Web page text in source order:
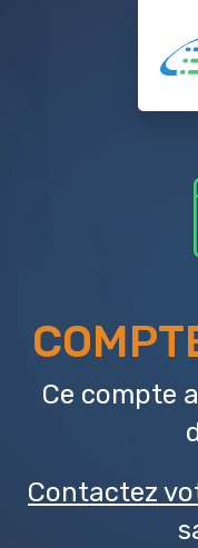
Ce compte
Contactez